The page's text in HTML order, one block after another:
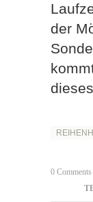
der
0 Comments